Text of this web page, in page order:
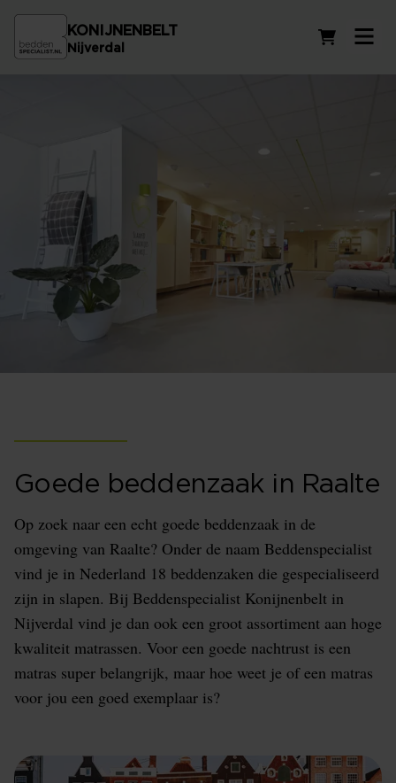
KONIJNENBELT
Nijverdal
Goede beddenzaak in Raalte
Op zoek naar een echt goede beddenzaak in de
omgeving van Raalte? Onder de naam Beddenspecialist
vind je in Nederland 18 beddenzaken die gespecialiseerd
zijn in slapen. Bij Beddenspecialist Konijnenbelt in
Nijverdal vind je dan ook een groot assortiment aan hoge
kwaliteit matrassen. Voor een goede nachtrust is een
matras super belangrijk, maar hoe weet je of een matras
voor jou een goed exemplaar is?